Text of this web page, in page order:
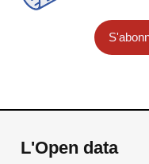
L'Open data